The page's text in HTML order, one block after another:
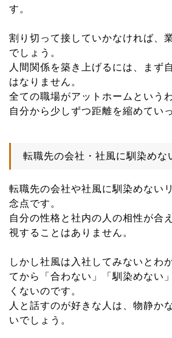
す。
割り切って接していかなければ、
でしょう。
人間関係を築き上げるには、まず
はなりません。
全ての職場がアットホームという
自分から少しずつ距離を縮めてい
転職先の会社・社風に馴染めな
転職先の会社や社風に馴染めない
念点です。
自分の性格と社内の人の相性が合
視することはありません。
しかし社風は入社してみないとわ
てから「合わない」「馴染めない
くないのです。
人と話すのが好きな人は、物静か
いでしょう。